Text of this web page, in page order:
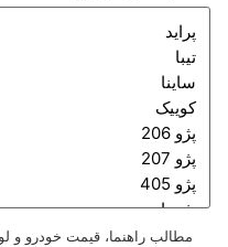
مطالب راهنما، قیمت خودرو و